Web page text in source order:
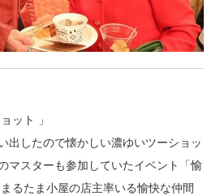
ット 」
出したので懐かしい濃ゆいツーショッ
マスターも参加していたイベント「愉
るたま小屋の店主率いる愉快な仲間